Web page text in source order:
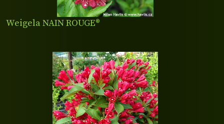
Weigela NAIN ROUGE®